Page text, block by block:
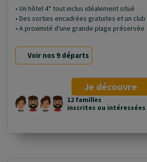
• Un hôtel 4* tout inclus idéalement situé
• Des sorties encadrées gratuites et un
• A proximité d'une grande plage préservée
Voir nos 9 départs
Je découvre
12 familles
inscrites ou intéressées